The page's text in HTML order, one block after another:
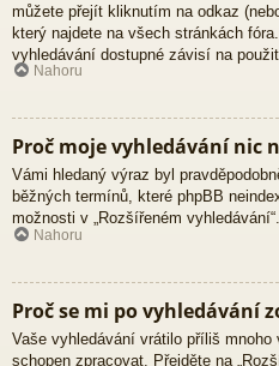
můžete přejít kliknutím na odkaz
který najdete na všech stránkách
vyhledávání dostupné závisí na
Nahoru
Proč moje vyhledávání nic
Vámi hledaný výraz byl
běžných termínů, které phpBB
možnosti v „Rozšířeném vyhledávání“.
Nahoru
Proč se mi po vyhledávání
Vaše vyhledávání vrátilo příliš mnoho
schopen zpracovat. Přejděte na